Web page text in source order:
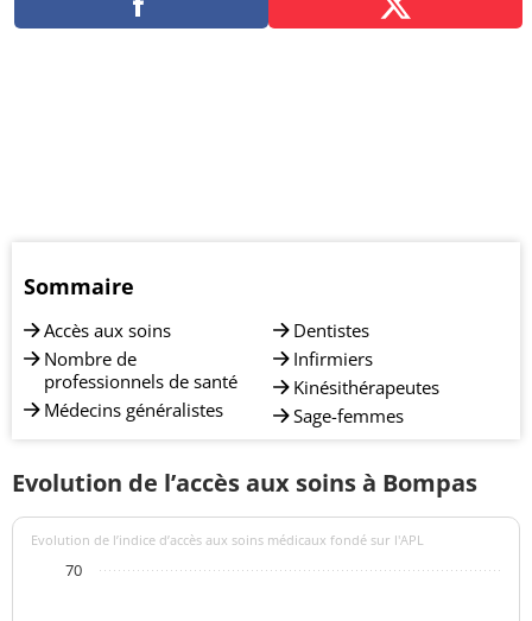
Sommaire
Accès aux soins
Nombre de
professionnels de santé
Médecins généralistes
Dentistes
Infirmiers
Kinésithérapeutes
Sage-femmes
Evolution de l’accès aux soins à Bompas
Evolution de l’indice d’accès aux soins médicaux fondé sur l'APL
70